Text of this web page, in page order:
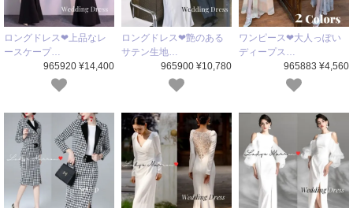
ロングドレス❤上品なレ
ースケープ…
965920 ¥14,400
ロングドレス❤艶のある
サテン生地…
965900 ¥10,780
ワンピース❤大人っぽい
ディープス…
965883 ¥4,560